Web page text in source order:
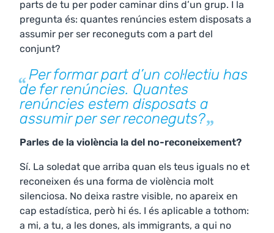
parts de tu per poder caminar dins d’un grup. I la
pregunta és: quantes renúncies estem disposats a
assumir per ser reconeguts com a part del
conjunt?
Per formar part d’un col·lectiu has
de fer renúncies. Quantes
renúncies estem disposats a
assumir per ser reconeguts?
Parles de la violència la del no-reconeixement?
Sí. La soledat que arriba quan els teus iguals no et
reconeixen és una forma de violència molt
silenciosa. No deixa rastre visible, no apareix en
cap estadística, però hi és. I és aplicable a tothom:
a mi, a tu, a les dones, als immigrants, a qui no